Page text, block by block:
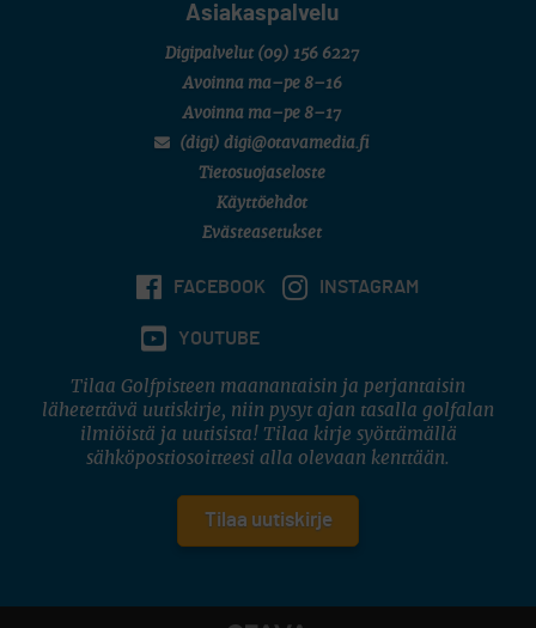
Asiakaspalvelu
Digipalvelut (09) 156 6227
Avoinna ma–pe 8–16
Avoinna ma–pe 8–17
(digi) digi@otavamedia.fi
Tietosuojaseloste
Käyttöehdot
Evästeasetukset
FACEBOOK INSTAGRAM
YOUTUBE
Tilaa Golfpisteen maanantaisin ja perjantaisin
lähetettävä uutiskirje, niin pysyt ajan tasalla golfalan
ilmiöistä ja uutisista! Tilaa kirje syöttämällä
sähköpostiosoitteesi alla olevaan kenttään.
Tilaa uutiskirje